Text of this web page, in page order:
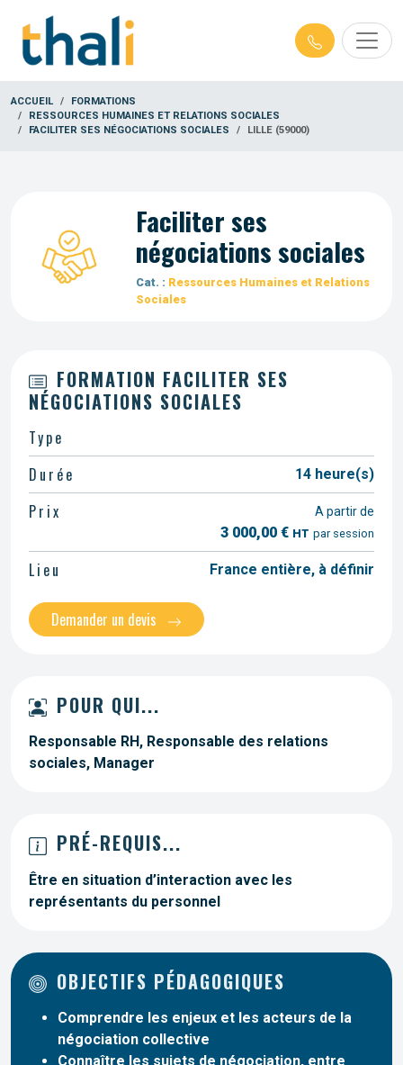
ACCUEIL
FORMATIONS
RESSOURCES HUMAINES ET RELATIONS SOCIALES
FACILITER SES NÉGOCIATIONS SOCIALES
LILLE (59000)
Faciliter ses
négociations sociales
Cat. : Ressources Humaines et Relations
Sociales
POUR QUI...
Responsable RH, Responsable des relations
sociales, Manager
PRÉ-REQUIS...
Être en situation d’interaction avec les
représentants du personnel
OBJECTIFS PÉDAGOGIQUES
Comprendre les enjeux et les acteurs de la
négociation collective
Connaître les sujets de négociation, entre
FORMATION FACILITER SES
NÉGOCIATIONS SOCIALES
Type
Durée
14 heure(s)
Prix A partir de
3 000,00 € HT par session
Lieu France entière, à définir
Demander un devis